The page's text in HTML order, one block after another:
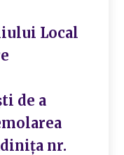
Local
de a
nr.